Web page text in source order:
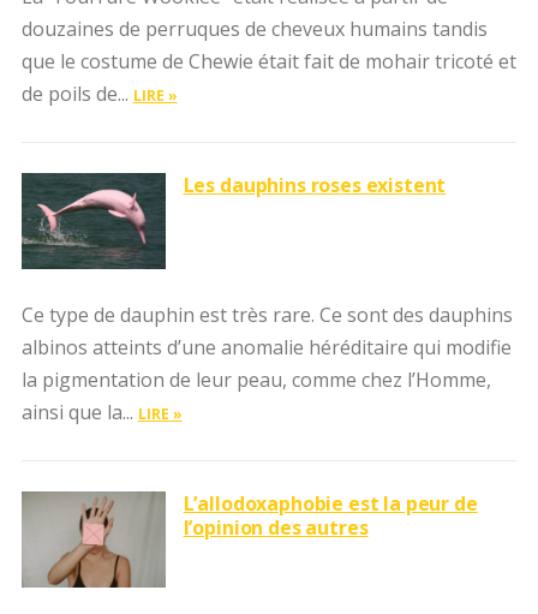
douzaines de perruques de cheveux humains tandis
que le costume de Chewie était fait de mohair tricoté et
de poils de... LIRE »
Les dauphins roses existent
Ce type de dauphin est très rare. Ce sont des dauphins
albinos atteints d’une anomalie héréditaire qui modifie
la pigmentation de leur peau, comme chez l’Homme,
ainsi que la... LIRE »
L’allodoxaphobie est la peur de
l’opinion des autres